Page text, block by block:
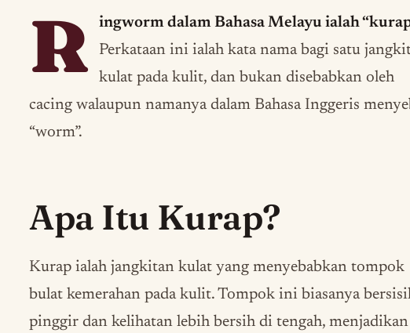
R
ingworm dalam Bahasa Melayu ialah
Perkataan ini ialah kata nama bagi satu
kulat pada kulit, dan bukan disebabkan oleh
cacing walaupun namanya dalam Bahasa Inggeris
“worm”.
Apa Itu Kurap?
Kurap ialah jangkitan kulat yang menyebabkan tompok
bulat kemerahan pada kulit. Tompok ini biasanya
pinggir dan kelihatan lebih bersih di tengah, menjadikan